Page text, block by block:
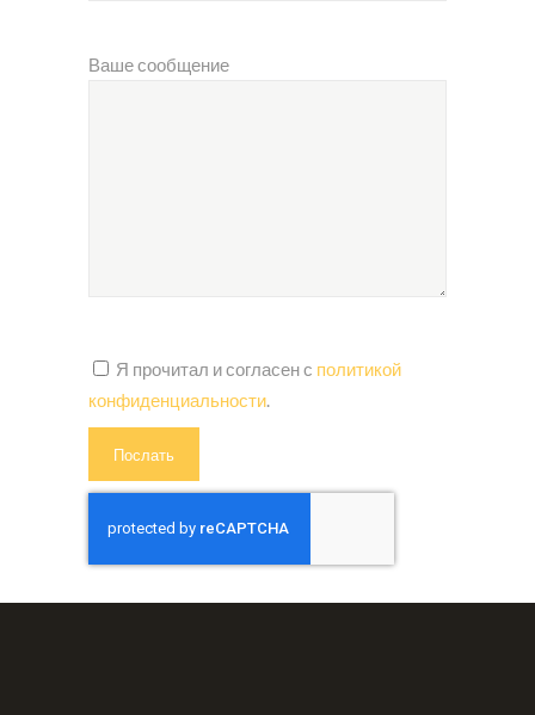
Ваше сообщение
Я прочитал и согласен с политикой
конфиденциальности.